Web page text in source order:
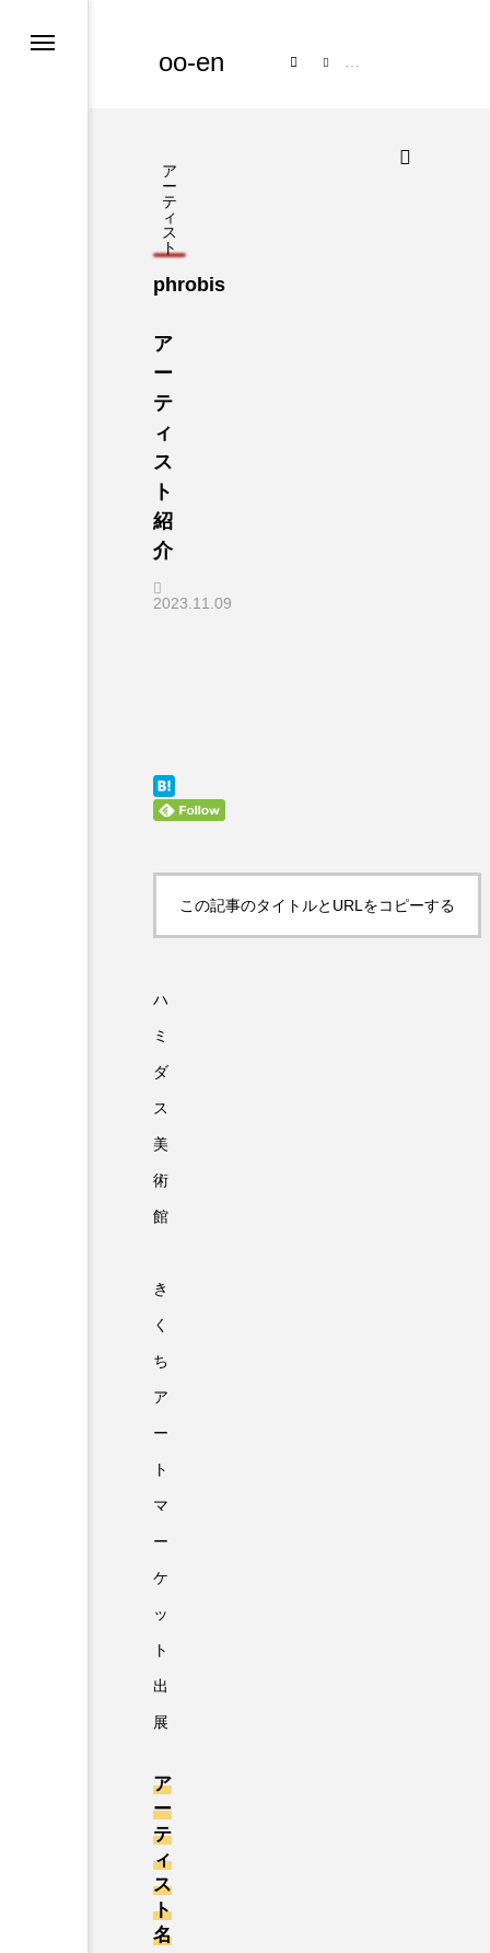
oo-en
ア
ー
テ
ィ
ス
ト
phrobis
ア
ー
テ
ィ
ス
ト
紹
介
2023.11.09
この記事のタイトルとURLをコピーする
ハ
ミ
ダ
ス
美
術
館
き
く
ち
ア
ー
ト
マ
ー
ケ
ッ
ト
出
展
ア
ー
テ
ィ
ス
ト
名